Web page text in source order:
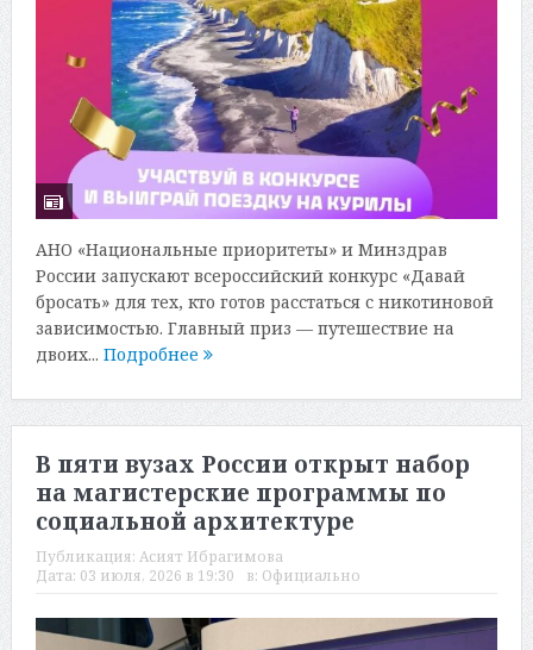
АНО «Национальные приоритеты» и Минздрав
России запускают всероссийский конкурс «Давай
бросать» для тех, кто готов расстаться с никотиновой
зависимостью. Главный приз — путешествие на
двоих... Подробнее
В пяти вузах России открыт набор
на магистерские программы по
социальной архитектуре
Публикация: Асият Ибрагимова
Дата: 03 июля, 2026 в 19:30 в: Официально